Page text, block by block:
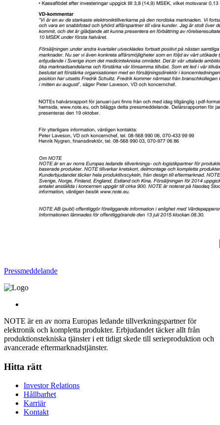
Pressmeddelande
NOTE är en av norra Europas ledande tillverkningspartner för
elektronik och kompletta produkter. Erbjudandet täcker allt från
produktionstekniska tjänster i ett tidigt skede till serieproduktion och
avancerade eftermarknadstjänster.
Hitta rätt
Investor Relations
Hållbarhet
Karriär
Kontakt